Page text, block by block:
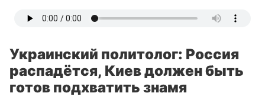
Украинский политолог: Россия
распадётся, Киев должен быть
готов подхватить знамя